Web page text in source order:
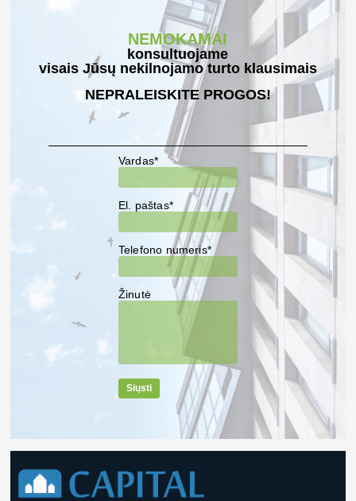
NEMOKAMAI
konsultuojame
visais Jūsų nekilnojamo turto klausimais
NEPRALEISKITE PROGOS!
Vardas*
El. paštas*
Telefono numeris*
Žinutė
Siųsti